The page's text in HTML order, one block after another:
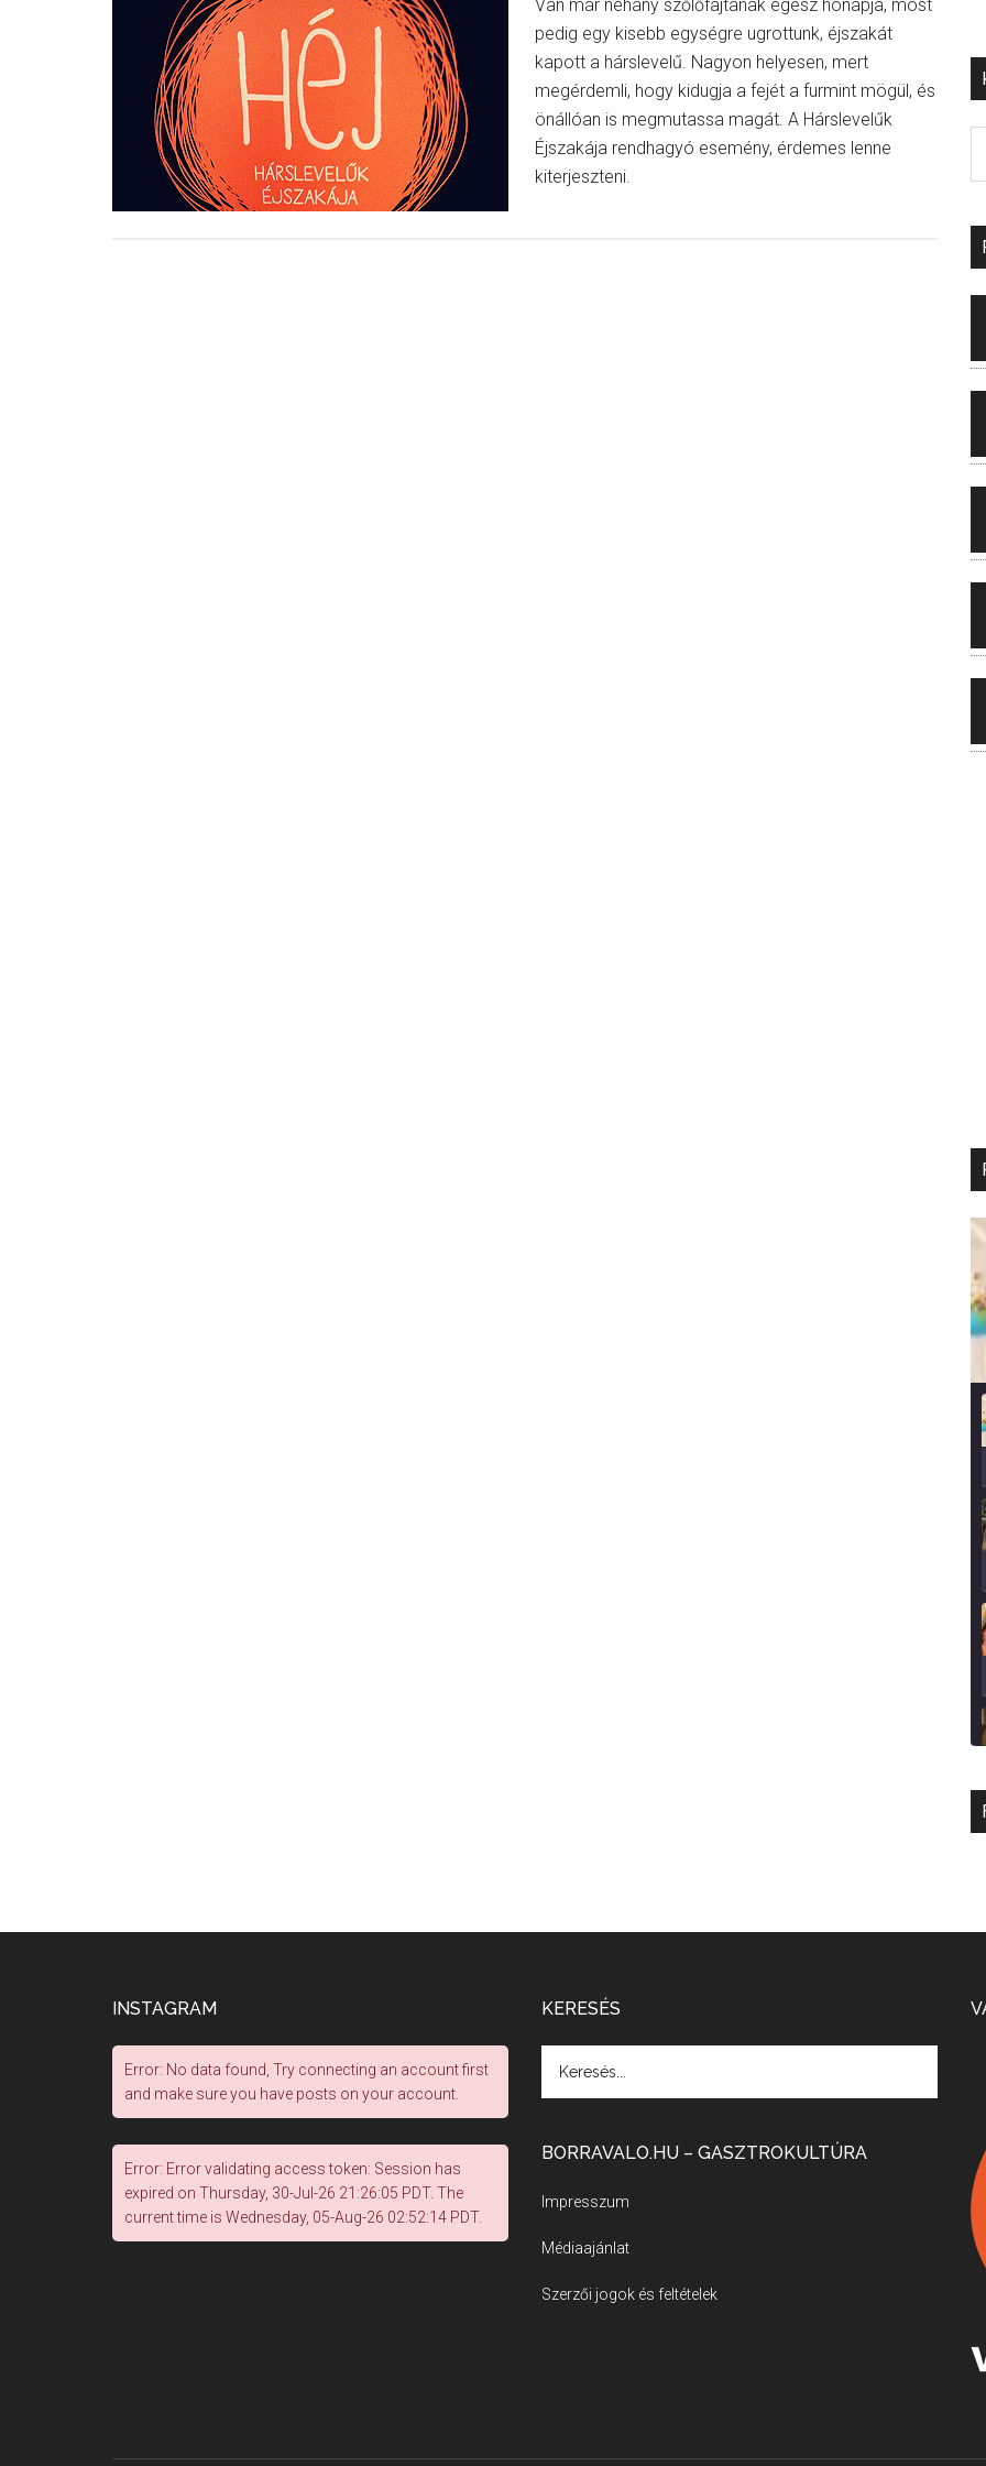
Van már néhány szőlőfajtának egész hónapja, most
pedig egy kisebb egységre ugrottunk, éjszakát
kapott a hárslevelű. Nagyon helyesen, mert
megérdemli, hogy kidugja a fejét a furmint mögül, és
önállóan is megmutassa magát. A Hárslevelűk
Éjszakája rendhagyó esemény, érdemes lenne
kiterjeszteni.
INSTAGRAM
Error: No data found, Try connecting an account first
and make sure you have posts on your account.
Error: Error validating access token: Session has
expired on Thursday, 30-Jul-26 21:26:05 PDT. The
current time is Wednesday, 05-Aug-26 02:52:14 PDT.
KERESÉS
BORRAVALO.HU – GASZTROKULTÚRA
Impresszum
Médiaajánlat
Szerzői jogok és feltételek